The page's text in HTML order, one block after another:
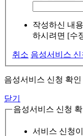
작성하신 내
하시려면 [수
취소 음성서비스 신
음성서비스 신청 확인
닫기
음성서비스 신청
서비스 신청